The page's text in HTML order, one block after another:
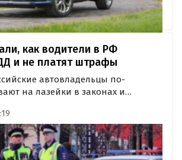
как водители в РФ
и не платят штрафы
автовладельцы по-
на лазейки в законах и
автомобили с учета,
их на так называемые фирмы-
с переписанными